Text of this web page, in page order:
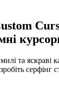
та яскраві